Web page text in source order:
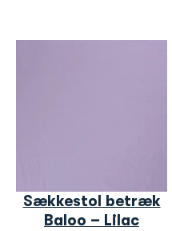
Sækkestol betræk
Baloo – Lilac